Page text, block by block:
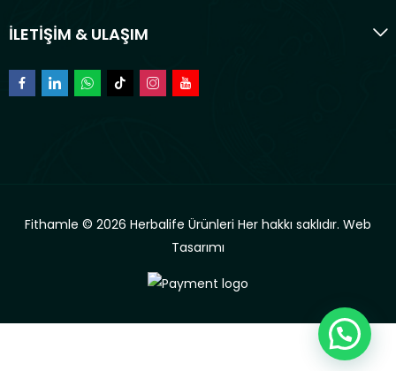
İLETİŞİM & ULAŞIM
Fithamle © 2026 Herbalife Ürünleri Her hakkı saklıdır. Web
Tasarımı